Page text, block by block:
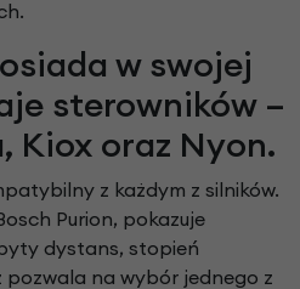
w swojej
sterowników –
Kiox oraz Nyon.
z każdym z silników.
Purion, pokazuje
dystans, stopień
pozwala na wybór jednego z